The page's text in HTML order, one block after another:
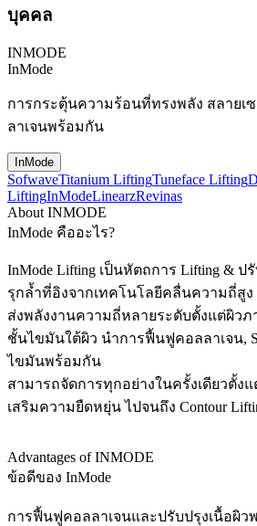
บุคคล
INMODE
InMode
การกระตุ้นความร้อนที่ทรงพลัง สลายเ
ลาเจนพร้อมกัน
InMode
SofwaveTitanium LiftingTuneface Lifting
LiftingInModeLinearzRevinas
About INMODE
InMode คืออะไร?
InMode Lifting เป็นหัตถการ Lifting &
รุกล้ำที่อิงจากเทคโนโลยีคลื่นความถี่สูง
ส่งพลังงานความถี่หลายระดับตั้งแต่ผิว
ชั้นไขมันใต้ผิว นำการฟื้นฟูคอลลาเจน,
ไขมันพร้อมกัน
สามารถจัดการทุกอย่างในครั้งเดียวตั้ง
เสริมความยืดหยุ่น ไปจนถึง Contour
Advantages of INMODE
ข้อดีของ InMode
การฟื้นฟูคอลลาเจนและปรับปรุงเนื้อผิว